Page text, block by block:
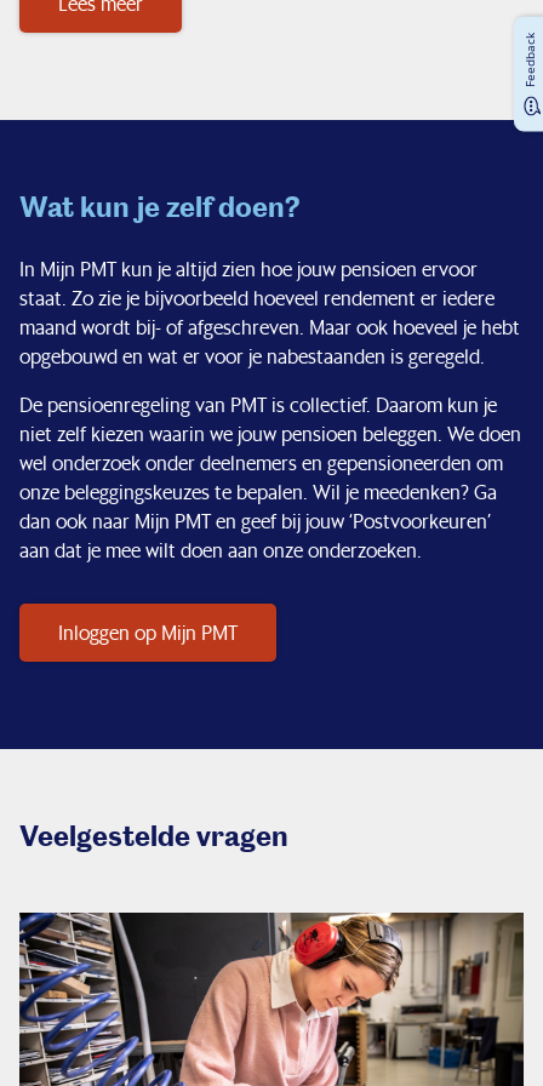
Wat kun je zelf doen?
In Mijn PMT kun je altijd zien hoe jouw pensioen ervoor
staat. Zo zie je bijvoorbeeld hoeveel rendement er iedere
maand wordt bij- of afgeschreven. Maar ook hoeveel je hebt
opgebouwd en wat er voor je nabestaanden is geregeld.
De pensioenregeling van PMT is collectief. Daarom kun je
niet zelf kiezen waarin we jouw pensioen beleggen. We doen
wel onderzoek onder deelnemers en gepensioneerden om
onze beleggingskeuzes te bepalen. Wil je meedenken? Ga
dan ook naar Mijn PMT en geef bij jouw ‘Postvoorkeuren’
aan dat je mee wilt doen aan onze onderzoeken.
Inloggen op Mijn PMT
Veelgestelde vragen
Feedback